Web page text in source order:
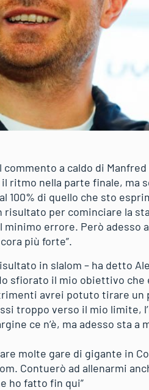
a caldo di
il ritmo nella parte finale, ma
100% di quello che sto
risultato per cominciare la
errore. Però adesso
più forte”.
in slalom – ha detto
sfiorato il mio obiettivo che
avrei potuto tirare un
troppo verso il mio limite,
ce n’è, ma adesso sta a
molte gare di gigante in
Contuerò ad allenarmi
ho fatto fin qui”